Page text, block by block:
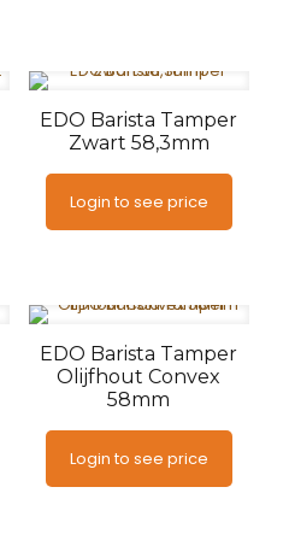
EDO Barista Tamper
Zwart 58,3mm
Login to see price
EDO Barista Tamper
Olijfhout Convex
58mm
Login to see price